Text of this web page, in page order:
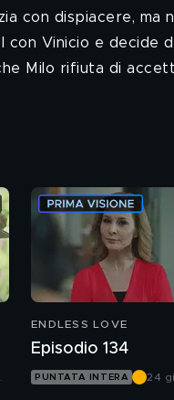
con dispiacere, ma
Vinicio e decide
Milo rifiuta di
ENDLESS LOVE
Episodio 134
PUNTATA INTERA
24